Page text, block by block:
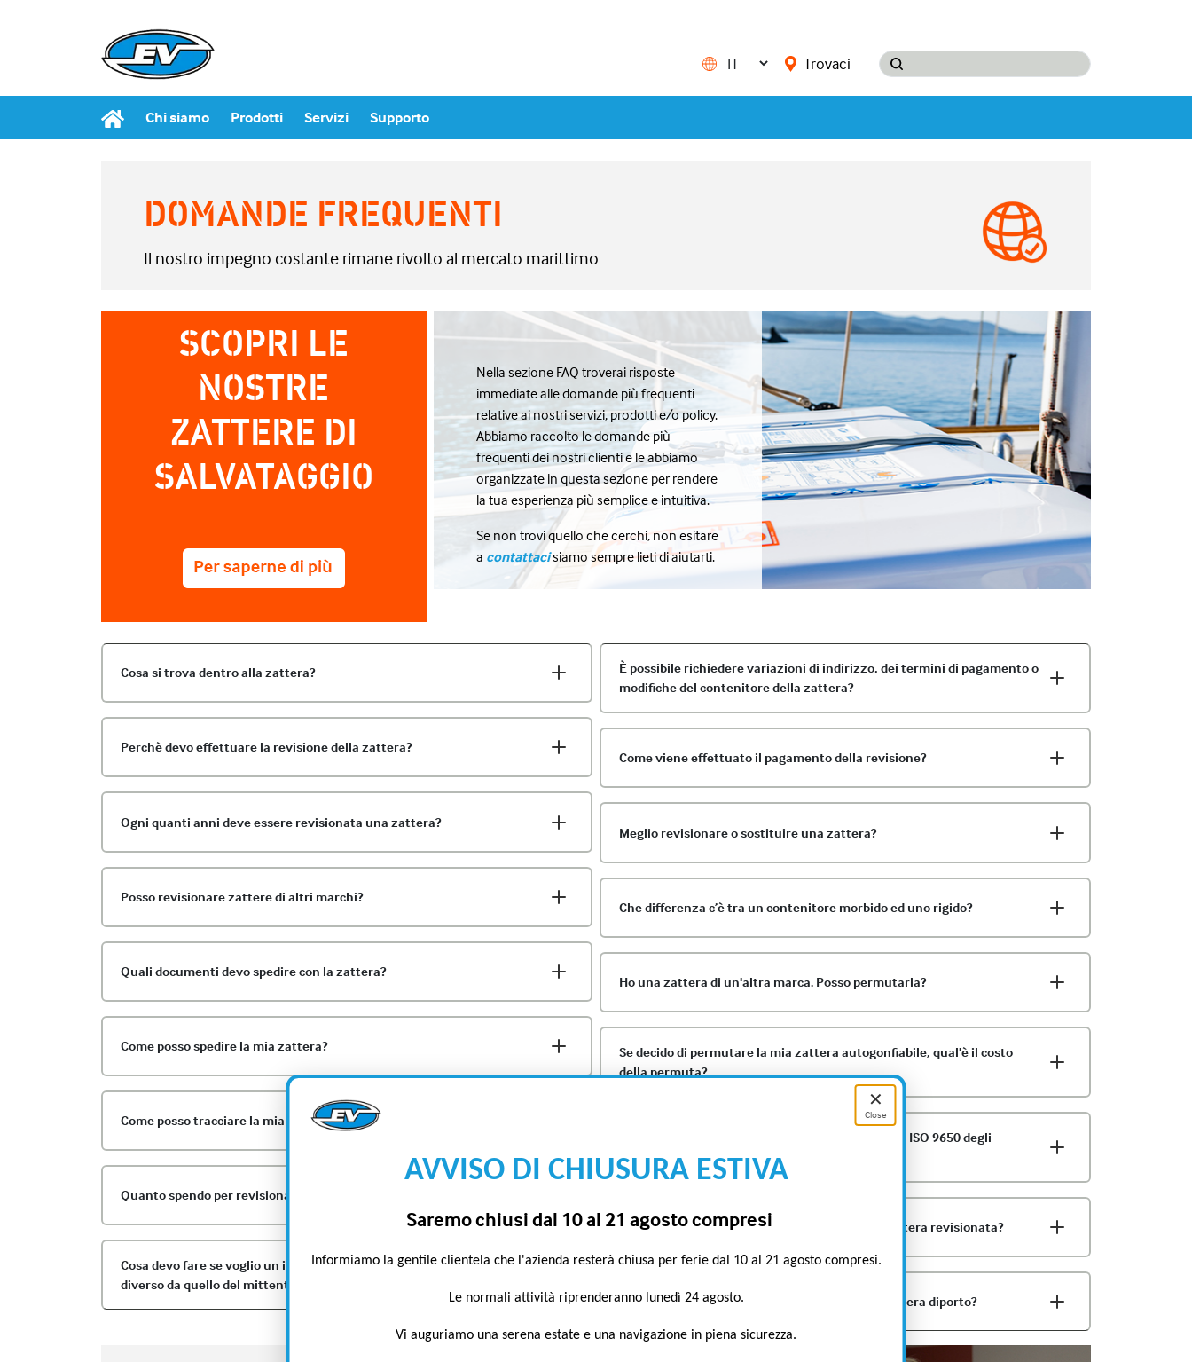
Trovaci
Chi siamo Prodotti Servizi Supporto
DOMANDE FREQUENTI
Il nostro impegno costante rimane rivolto al mercato marittimo
SCOPRI LE
NOSTRE
ZATTERE DI
SALVATAGGIO
Nella sezione FAQ troverai risposte
immediate alle domande più frequenti
relative ai nostri servizi, prodotti e/o policy.
Abbiamo raccolto le domande più
frequenti dei nostri clienti e le abbiamo
organizzate in questa sezione per rendere
la tua esperienza più semplice e intuitiva.
Se non trovi quello che cerchi, non esitare
a contattacisiamo sempre lieti di aiutarti.
Cosa si trova dentro alla zattera?
Perchè devo effettuare la revisione della zattera?
Ogni quanti anni deve essere revisionata una zattera?
Posso revisionare zattere di altri marchi?
Quali documenti devo spedire con la zattera?
Come posso spedire la mia zattera?
Come posso tracciare la mia zattera inviata in revisione?
Quanto spendo per revisionare la zattera?
Cosa devo fare se voglio un indirizzo di fatturazione o di rispedizione
diverso da quello del mittente?
È possibile richiedere variazioni di indirizzo, dei termini di pagamento o
modifiche del contenitore della zattera?
Come viene effettuato il pagamento della revisione?
Meglio revisionare o sostituire una zattera?
Che differenza c’è tra un contenitore morbido ed uno rigido?
Ho una zattera di un'altra marca. Posso permutarla?
Se decido di permutare la mia zattera autogonfiabile, qual'è il costo
della permuta?
Posso aggiungere all'interno della nuova Zattera ISO 9650 degli
accessori personali (medicine, EPIRB, ecc....)?
Cosa devo verificare al ricevimento della mia zattera revisionata?
A chi posso rivolgermi per revisionare la mia zattera diporto?
✕
Close
AVVISO DI CHIUSURA ESTIVA
Saremo chiusi dal 10 al 21 agosto compresi
Informiamo la gentile clientela che l'azienda resterà chiusa per ferie dal 10 al 21 agosto compresi.
Le normali attività riprenderanno lunedì 24 agosto.
Vi auguriamo una serena estate e una navigazione in piena sicurezza.